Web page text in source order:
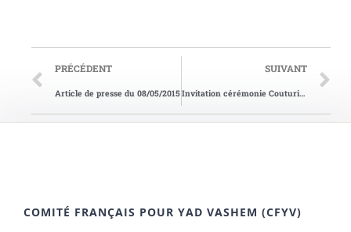
PRÉCÉDENT
Article de presse du 08/05/2015
SUIVANT
Invitation cérémonie Couturier
COMITÉ FRANÇAIS POUR YAD VASHEM (CFYV)